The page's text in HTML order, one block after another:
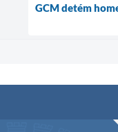
GCM detém